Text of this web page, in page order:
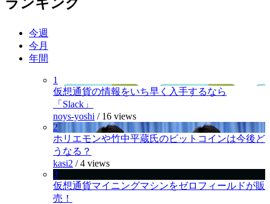
今週
今月
年間
1
仮想通貨の情報をいち早く入手するなら
「Slack」
noys-yoshi / 16 views
2
ホリエモンや竹中平蔵氏のビットコインは今後ど
うなる？
kasi2 /4 views
3
仮想通貨マイニングマシンをゼロフィールドが販
売！